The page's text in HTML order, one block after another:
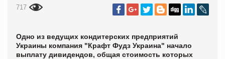
717
Одно из ведущих кондитерских предприятий
Украины компания "Крафт Фудз Украина" начало
выплату дивидендов, общая стоимость которых